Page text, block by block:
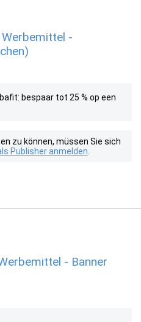
-
bespaar tot 25 % op een
zu können, müssen Sie sich
Publisher anmelden
- Banner